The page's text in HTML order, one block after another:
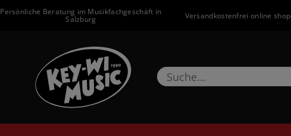
Persönliche Beratung im Musikfachgeschäft in
Salzburg Versandkostenfrei online